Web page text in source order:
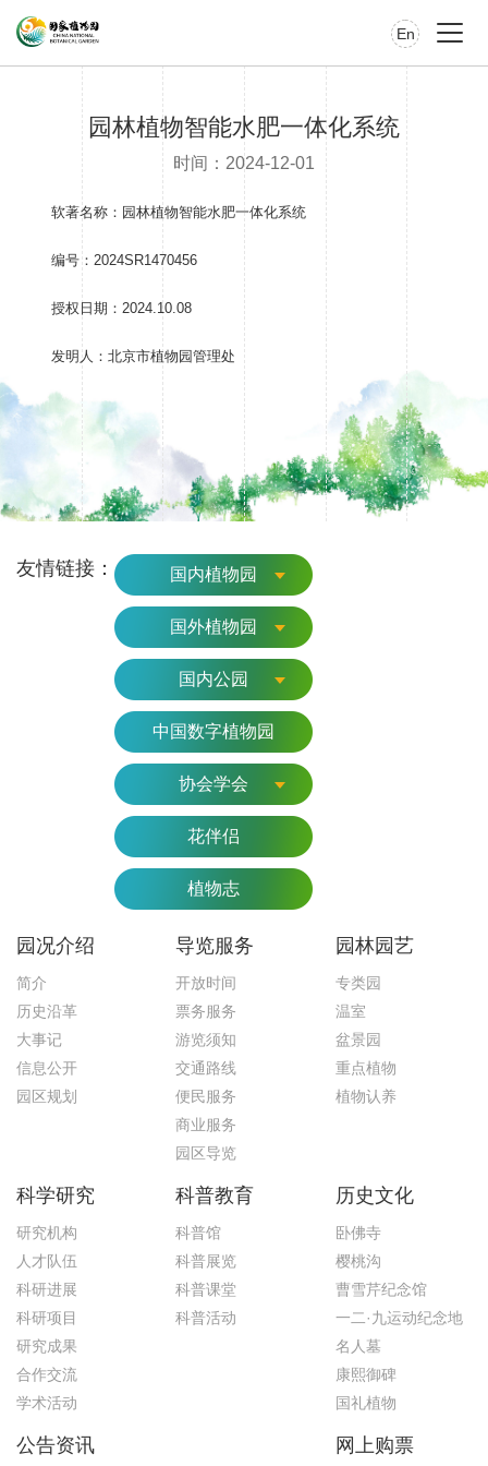
En
园林植物智能水肥一体化系统
时间：2024-12-01
软著名称：园林植物智能水肥一体化系统
编号：2024SR1470456
授权日期：2024.10.08
发明人：北京市植物园管理处
友情链接： 国内植物园
国外植物园
国内公园
中国数字植物园
协会学会
花伴侣
植物志
园况介绍
简介
历史沿革
大事记
信息公开
园区规划
导览服务
开放时间
票务服务
游览须知
交通路线
便民服务
商业服务
园区导览
园林园艺
专类园
温室
盆景园
重点植物
植物认养
科学研究
研究机构
人才队伍
科研进展
科研项目
研究成果
合作交流
学术活动
科普教育
科普馆
科普展览
科普课堂
科普活动
历史文化
卧佛寺
樱桃沟
曹雪芹纪念馆
一二·九运动纪念地
名人墓
康熙御碑
国礼植物
公告资讯 网上购票